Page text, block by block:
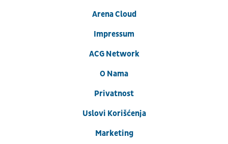
Arena Cloud
Impressum
ACG Network
O Nama
Privatnost
Uslovi Korišćenja
Marketing